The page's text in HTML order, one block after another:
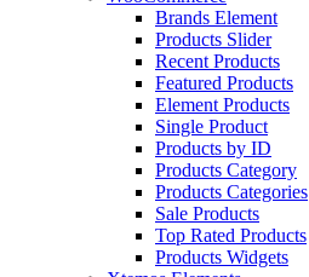
Brands Element
Products Slider
Recent Products
Featured Products
Element Products
Single Product
Products by ID
Products Category
Products Categories
Sale Products
Top Rated Products
Products Widgets